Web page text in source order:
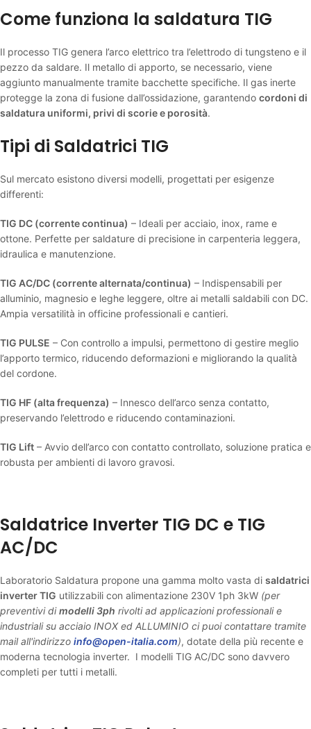
Come funziona la saldatura TIG
Il processo TIG genera l’arco elettrico tra l’elettrodo di tungsteno e il
pezzo da saldare. Il metallo di apporto, se necessario, viene
aggiunto manualmente tramite bacchette specifiche. Il gas inerte
protegge la zona di fusione dall’ossidazione, garantendo cordoni di
saldatura uniformi, privi di scorie e porosità.
Tipi di Saldatrici TIG
Sul mercato esistono diversi modelli, progettati per esigenze
differenti:
TIG DC (corrente continua) – Ideali per acciaio, inox, rame e
ottone. Perfette per saldature di precisione in carpenteria leggera,
idraulica e manutenzione.
TIG AC/DC (corrente alternata/continua) – Indispensabili per
alluminio, magnesio e leghe leggere, oltre ai metalli saldabili con DC.
Ampia versatilità in officine professionali e cantieri.
TIG PULSE – Con controllo a impulsi, permettono di gestire meglio
l’apporto termico, riducendo deformazioni e migliorando la qualità
del cordone.
TIG HF (alta frequenza) – Innesco dell’arco senza contatto,
preservando l’elettrodo e riducendo contaminazioni.
TIG Lift – Avvio dell’arco con contatto controllato, soluzione pratica e
robusta per ambienti di lavoro gravosi.
Saldatrice Inverter TIG DC e TIG
AC/DC
Laboratorio Saldatura propone una gamma molto vasta di saldatrici
inverter TIG utilizzabili con alimentazione 230V 1ph 3kW (per
preventivi dimodelli 3ph rivolti ad applicazioni professionali e
industriali su acciaio INOX ed ALLUMINIO ci puoi contattare tramite
mail all'indirizzo info@open-italia.com), dotate della più recente e
moderna tecnologia inverter. I modelli TIG AC/DC sono davvero
completi per tutti i metalli.